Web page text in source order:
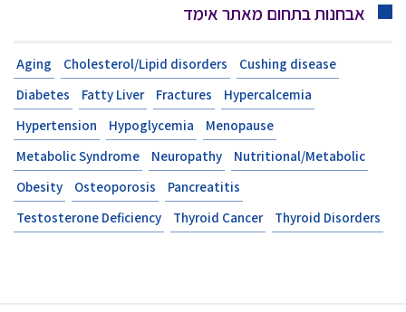
אבחנות בתחום מאתר אימד
Aging Cholesterol/Lipid disorders
Cushing disease
Diabetes
Fatty Liver Fractures
Hypercalcemia
Hypertension
Hypoglycemia
Menopause
Metabolic Syndrome
Neuropathy
Nutritional/Metabolic
Obesity
Osteoporosis
Pancreatitis
Testosterone Deficiency
Thyroid Cancer Thyroid Disorders